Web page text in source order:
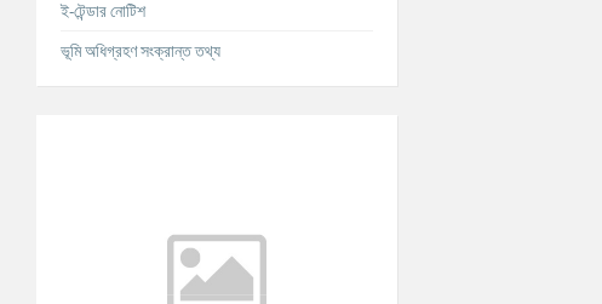
ই-টেন্ডার নোটিশ
ভূমি অধিগ্রহণ সংক্রান্ত তথ্য